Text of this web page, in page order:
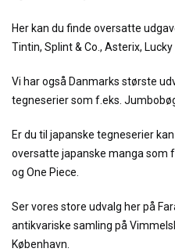
Her kan du finde oversatte
Tintin, Splint & Co., Asterix,
Vi har også Danmarks største
tegneserier som f.eks.
Er du til japanske tegneserier
oversatte japanske manga som
og One Piece.
Ser vores store udvalg her på
antikvariske samling på
København.